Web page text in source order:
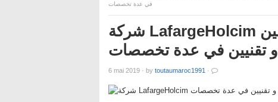
في عدة تخصصات
شركة LafargeHolcim تعلن عن حملة توظيف عدة مهندسين
و تقنيين في عدة تخصصات
6 mai 2019 · by toutaumaroc1991 ·